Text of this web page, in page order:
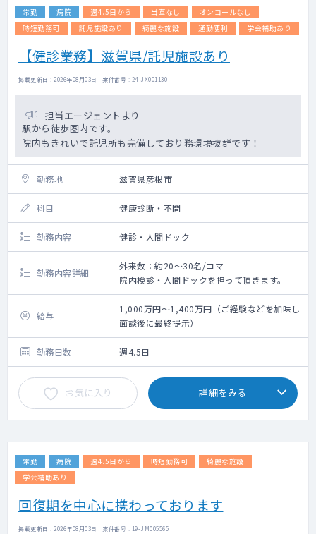
常勤 病院 週4.5日から 当直なし
オンコールなし
時短勤務可
託児施設あり 綺麗な施設 通勤便利 学会補助あり
【健診業務】滋賀県/託児施設あり
掲載更新日 : 2026年08月03日 案件番号 : 24-JX001130
担当エージェントより
駅から徒歩圏内です。
院内もきれいで託児所も完備しており務環境抜群です！
勤務地 滋賀県彦根市
科目 健康診断・不問
勤務内容 健診・人間ドック
勤務内容詳細
外来数：約20～30名/コマ
院内検診・人間ドックを担って頂きます。
給与
1,000万円～1,400万円（ご経験などを加味し
面談後に最終提示）
勤務日数 週4.5日
お気に入り 詳細をみる
常勤 病院 週4.5日から 時短勤務可
綺麗な施設
学会補助あり
回復期を中心に携わっております
掲載更新日 : 2026年08月03日 案件番号 : 19-JM005565